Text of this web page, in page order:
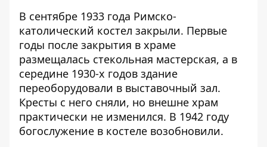
В сентябре 1933 года Римско-
католический костел закрыли. Первые
годы после закрытия в храме
размещалась стекольная мастерская, а в
середине 1930-х годов здание
переоборудовали в выставочный зал.
Кресты с него сняли, но внешне храм
практически не изменился. В 1942 году
богослужение в костеле возобновили.